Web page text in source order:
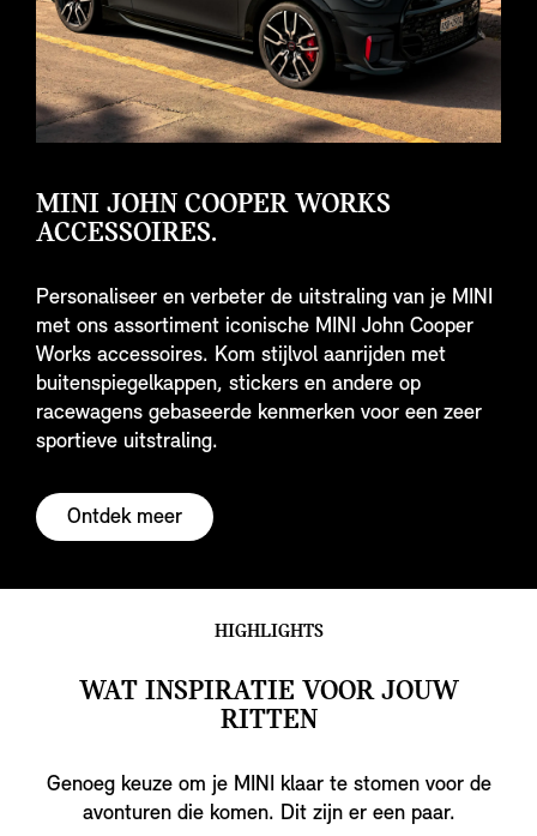
MINI JOHN COOPER WORKS
ACCESSOIRES.
Personaliseer en verbeter de uitstraling van je MINI
met ons assortiment iconische MINI John Cooper
Works accessoires. Kom stijlvol aanrijden met
buitenspiegelkappen, stickers en andere op
racewagens gebaseerde kenmerken voor een zeer
sportieve uitstraling.
Ontdek meer
HIGHLIGHTS
WAT INSPIRATIE VOOR JOUW
RITTEN
Genoeg keuze om je MINI klaar te stomen voor de
avonturen die komen. Dit zijn er een paar.